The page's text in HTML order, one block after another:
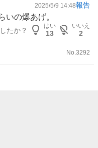
2025/5/9 14:48報告
いの爆あげ。
たか？
はい
13
いいえ
2
No.3292